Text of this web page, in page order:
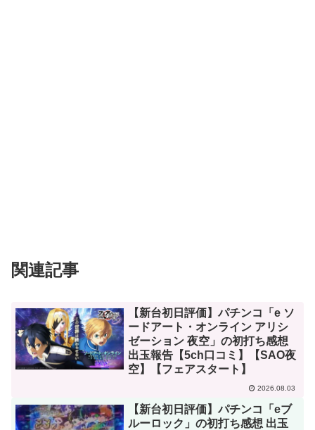
関連記事
【新台初日評価】パチンコ「e ソ
ードアート・オンライン アリシ
ゼーション 夜空」の初打ち感想
出玉報告【5ch口コミ】【SAO夜
空】【フェアスタート】
2026.08.03
【新台初日評価】パチンコ「eブ
ルーロック」の初打ち感想 出玉